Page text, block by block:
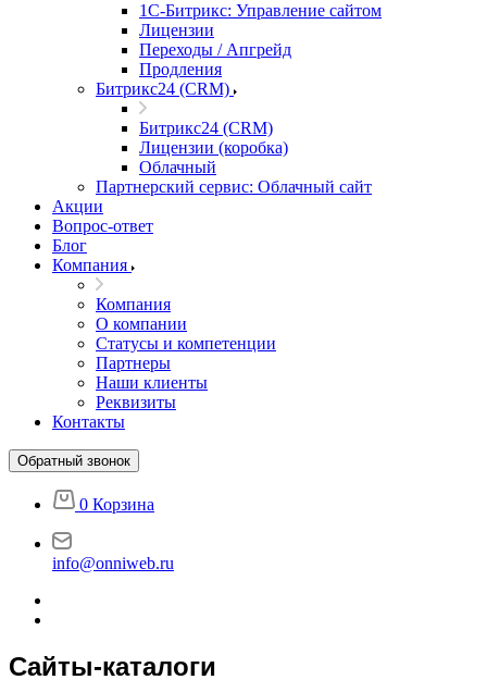
1С-Битрикс: Управление сайтом
Лицензии
Переходы / Апгрейд
Продления
Битрикс24 (CRM)
Битрикс24 (CRM)
Лицензии (коробка)
Облачный
Партнерский сервис: Облачный сайт
Акции
Вопрос-ответ
Блог
Компания
Компания
О компании
Статусы и компетенции
Партнеры
Наши клиенты
Реквизиты
Контакты
Обратный звонок
0 Корзина
info@onniweb.ru
Сайты-каталоги